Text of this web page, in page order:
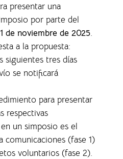
presentar una
por parte del
1 de noviembre de 2025.
a la propuesta:
siguientes tres días
se notificará
para presentar
respectivas
un simposio es el
comunicaciones (fase 1)
voluntarios (fase 2).